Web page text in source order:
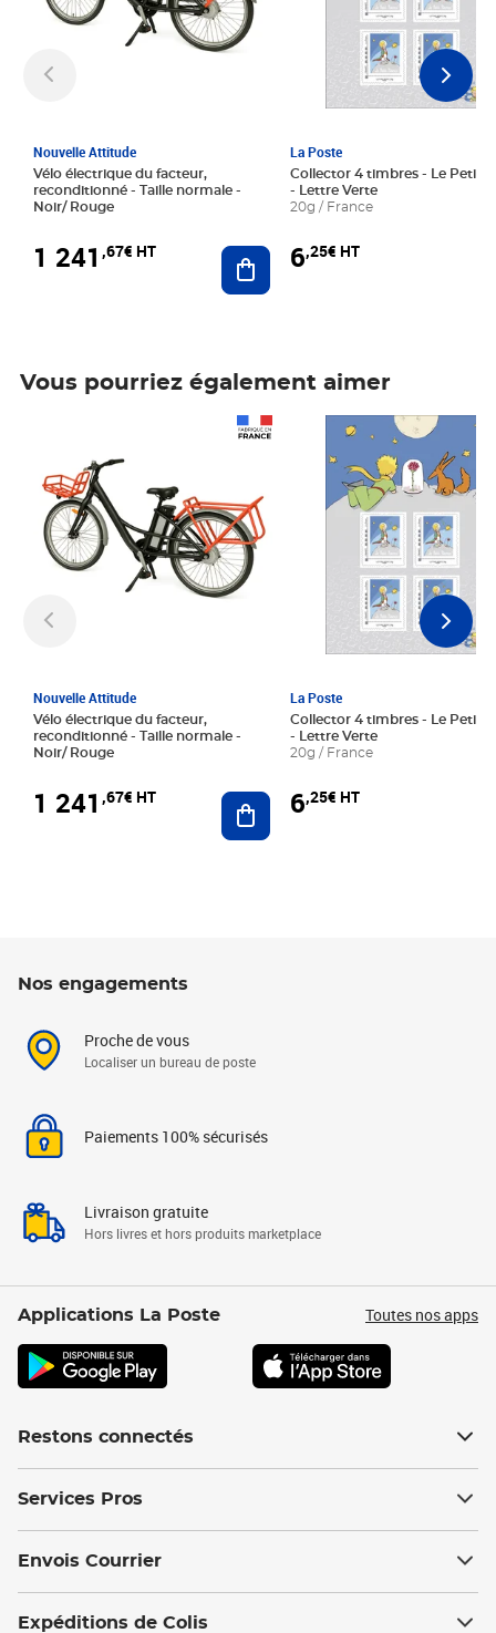
Nouvelle Attitude
Vélo électrique du facteur,
reconditionné - Taille normale -
Noir/ Rouge
1 241 ,67€ HT Ajouter au panier
La Poste
Collector 4 timbres - Le Petit
- Lettre Verte
20g / France
6,25€ HT
Vous pourriez également aimer
Nouvelle Attitude
Vélo électrique du facteur,
reconditionné - Taille normale -
Noir/ Rouge
1 241 ,67€ HT Ajouter au panier
La Poste
Collector 4 timbres - Le Petit
- Lettre Verte
20g / France
6,25€ HT
Prix 6,25€ HT
Nos engagements
Proche de vous
Localiser un bureau de poste
Paiements 100% sécurisés
Livraison gratuite
Hors livres et hors produits marketplace
Applications La Poste Toutes nos apps
Restons connectés
Services Pros
Envois Courrier
Expéditions de Colis